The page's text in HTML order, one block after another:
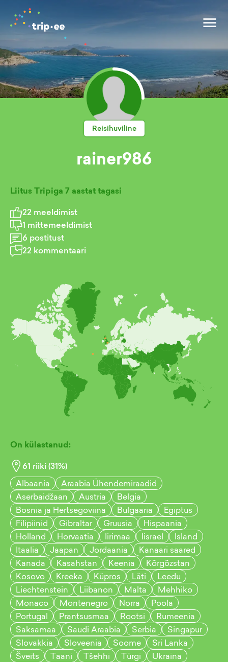
Reisihuviline
rainer986
Liitus Tripiga 7 aastat tagasi
22 meeldimist
1 mittemeeldimist
6 postitust
22 kommentaari
On külastanud:
61 riiki (31%)
Albaania
Araabia Ühendemiraadid
Aserbaidžaan
Austria
Belgia
Bosnia ja Hertsegoviina
Bulgaaria
Egiptus
Filipiinid
Gibraltar Gruusia
Hispaania
Holland
Horvaatia Iirimaa Iisrael
Island
Itaalia
Jaapan Jordaania
Kanaari saared
Kanada
Kasahstan Keenia
Kõrgõzstan
Kosovo
Kreeka Küpros Läti
Leedu
Liechtenstein
Liibanon Malta
Mehhiko
Monaco
Montenegro Norra
Poola
Portugal
Prantsusmaa Rootsi
Rumeenia
Saksamaa
Saudi Araabia Serbia
Singapur
Slovakkia
Sloveenia Soome
Sri Lanka
Šveits
Taani Tšehhi Türgi
Ukraina